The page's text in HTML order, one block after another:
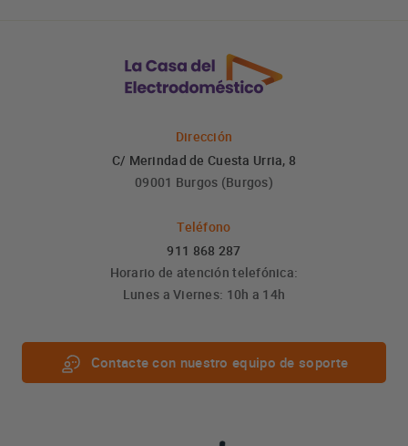
Dirección
C/ Merindad de Cuesta Urria, 8
09001 Burgos (Burgos)
Teléfono
911 868 287
Horario de atención telefónica:
Lunes a Viernes: 10h a 14h
Contacte con nuestro equipo de soporte